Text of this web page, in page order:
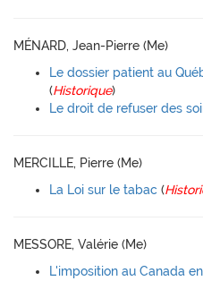
MÉNARD, Jean-Pierre (Me)
Le dossier patient au
(Historique)
Le droit de refuser des
MERCILLE, Pierre (Me)
La Loi sur le tabac (
MESSORE, Valérie (Me)
L'imposition au Canada